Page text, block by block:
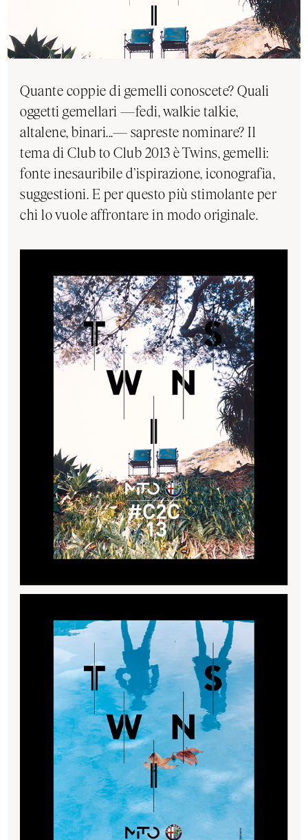
Quante coppie di gemelli conoscete? Quali
oggetti gemellari —fedi, walkie talkie,
altalene, binari...— sapreste nominare? Il
tema di Club to Club 2013 è Twins, gemelli:
fonte inesauribile d’ispirazione, iconografia,
suggestioni. E per questo più stimolante per
chi lo vuole affrontare in modo originale.